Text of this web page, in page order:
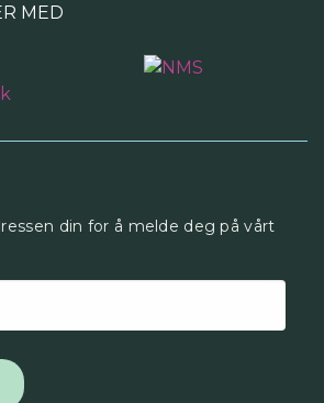
MED
din for å melde deg på vårt